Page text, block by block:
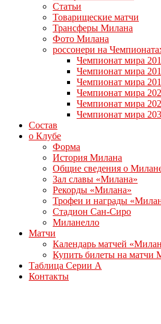
Статьи
Товарищеские матчи
Трансферы Милана
Фото Милана
россонери на
Чемпионат мира
Чемпионат мира
Чемпионат мира
Чемпионат мира
Чемпионат мира
Чемпионат мира
Состав
о Клубе
Форма
История Милана
Общие сведения о
Зал славы «Милана»
Рекорды «Милана»
Трофеи и награды
Стадион Сан-Сиро
Миланелло
Матчи
Календарь матчей
Купить билеты на матчи
Таблица Серии А
Контакты